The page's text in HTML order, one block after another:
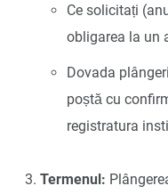
Ce solicitați
obligarea la un
Dovada
poștă cu
registratura
Termenul: